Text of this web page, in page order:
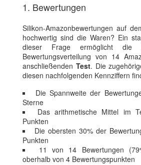
1. Bewertungen
Silikon-Amazonbewertungen auf
hochwertig sind die Waren? Ein
dieser Frage ermöglicht die
Bewertungsverteilung von 14
anschließenden Test. Die
diesen nachfolgenden Kennziffern
Die Spannweite der
Sterne
Das arithmetische Mittel im
Punkten
Die obersten 30% der
Punkten
11 von 14 Bewertungen
oberhalb von 4 Bewertungspunkten